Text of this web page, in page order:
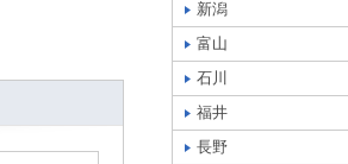
新潟
富山
石川
福井
長野